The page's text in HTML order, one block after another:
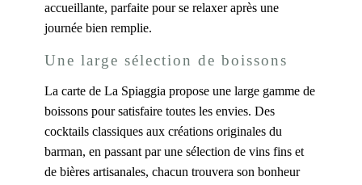
accueillante, parfaite pour se relaxer après une
journée bien remplie.
Une large sélection de boissons
La carte de La Spiaggia propose une large gamme de
boissons pour satisfaire toutes les envies. Des
cocktails classiques aux créations originales du
barman, en passant par une sélection de vins fins et
de bières artisanales, chacun trouvera son bonheur